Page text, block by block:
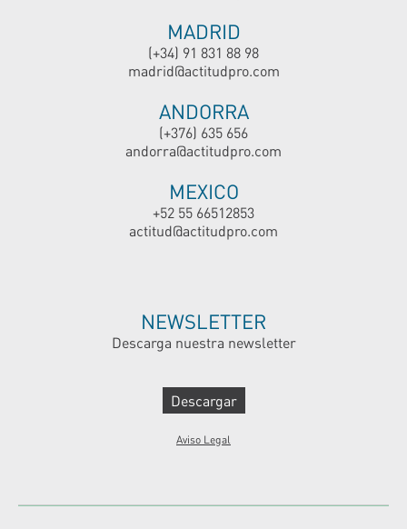
MADRID
(+34) 91 831 88 98
madrid@actitudpro.com
ANDORRA
(+376) 635 656
andorra@actitudpro.com
MEXICO
+52 55 66512853
actitud@actitudpro.com
NEWSLETTER
Descarga nuestra newsletter
Descargar
Aviso Legal